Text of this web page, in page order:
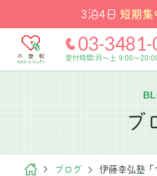
3泊4日 短期集
03-
受付時間:月～土 9:00～
ブ
ブログ 伊藤幸弘塾「